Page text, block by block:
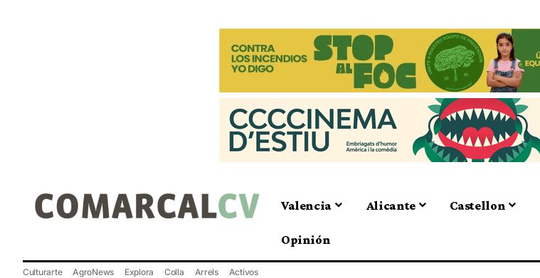
Valencia Alicante Castellon
Opinión
Culturarte AgroNews Explora Colla Arrels Activos